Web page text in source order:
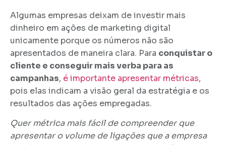
Algumas empresas deixam de investir mais
dinheiro em ações de marketing digital
unicamente porque os números não são
apresentados de maneira clara. Para conquistar o
cliente e conseguir mais verba para as
campanhas, é importante apresentar métricas,
pois elas indicam a visão geral da estratégia e os
resultados das ações empregadas.
Quer métrica mais fácil de compreender que
apresentar o volume de ligações que a empresa